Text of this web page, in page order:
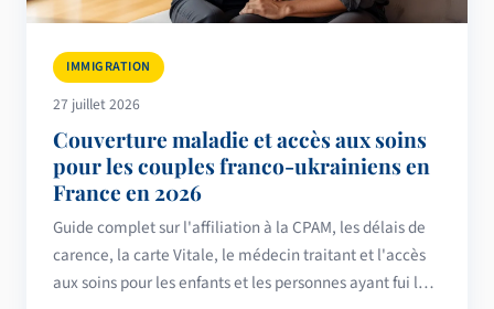
IMMIGRATION
27 juillet 2026
Couverture maladie et accès aux soins
pour les couples franco-ukrainiens en
France en 2026
Guide complet sur l'affiliation à la CPAM, les délais de
carence, la carte Vitale, le médecin traitant et l'accès
aux soins pour les enfants et les personnes ayant fui la